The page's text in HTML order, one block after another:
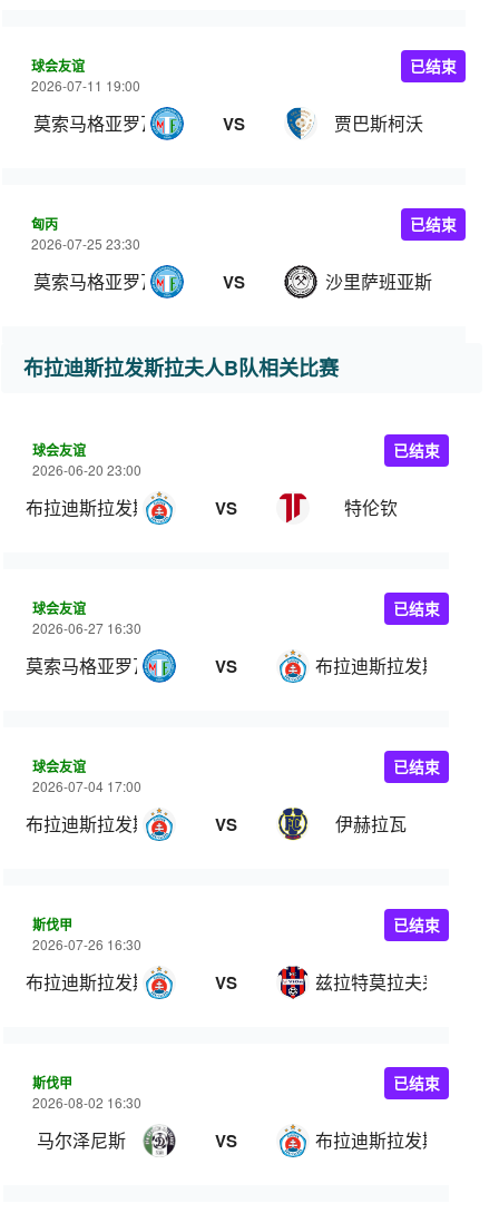
球会友谊
2026-07-11 19:00
莫索马格亚罗瓦 VS 贾巴斯柯沃
已结束
匈丙
2026-07-25 23:30
莫索马格亚罗瓦 VS 沙里萨班亚斯
已结束
布拉迪斯拉发斯拉夫人B队相关比赛
球会友谊
2026-06-20 23:00
布拉迪斯拉发斯拉夫人B队
VS 特伦钦
已结束
球会友谊
2026-06-27 16:30
莫索马格亚罗瓦 VS 布拉迪斯拉发斯拉夫人
已结束
球会友谊
2026-07-04 17:00
布拉迪斯拉发斯拉夫人B队
VS 伊赫拉瓦
已结束
斯伐甲
2026-07-26 16:30
布拉迪斯拉发斯拉夫人B队
VS 兹拉特莫拉夫采
已结束
斯伐甲
2026-08-02 16:30
马尔泽尼斯 VS 布拉迪斯拉发斯拉夫人
已结束